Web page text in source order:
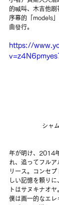
的喊叫、木吉他
序幕的「models
曲發行。
https://
シャ
年が明け、2014
れ、追ってフル
リース。コンセ
しい記憶を頼り
トはサヌキナオヤ
僕は画一的なエレ